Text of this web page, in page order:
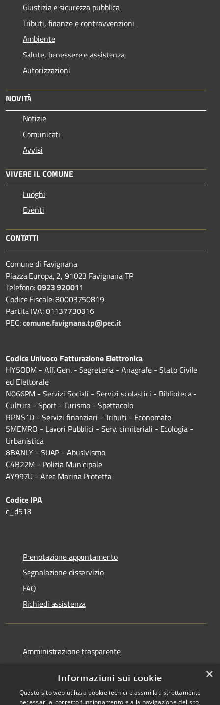
Giustizia e sicurezza pubblica
Tributi, finanze e contravvenzioni
Ambiente
Salute, benessere e assistenza
Autorizzazioni
NOVITÀ
Notizie
Comunicati
Avvisi
VIVERE IL COMUNE
Luoghi
Eventi
CONTATTI
Comune di Favignana
Piazza Europa, 2, 91023 Favignana TP
Telefono:0923 920011
Codice Fiscale: 80003750819
Partita IVA: 01137730816
PEC:comune.favignana.tp@pec.it
Codice Univoco Fatturazione Elettronica
HY5ODM - Aff. Gen. - Segreteria - Anagrafe - Stato Civile
ed Elettorale
N066PM - Servizi Sociali - Servizi scolastici - Biblioteca -
Cultura - Sport - Turismo - Spettacolo
RPNS1D - Servizi finanziari - Tributi - Economato
5MEMRO - Lavori Pubblici - Serv. cimiteriali - Ecologia -
Urbanistica
8BANLY - SUAP - Abusivismo
C4B22M - Polizia Municipale
AY997U - Area Marina Protetta
Codice IPA
c_d518
Prenotazione appuntamento
Segnalazione disservizio
FAQ
Richiedi assistenza
Amministrazione trasparente
Dichiarazione di accessibilità
×
Informazioni sui cookie
Questo sito web utilizza cookie tecnici e assimilati strettamente
necessari al corretto funzionamento e alla navigazione del sito,